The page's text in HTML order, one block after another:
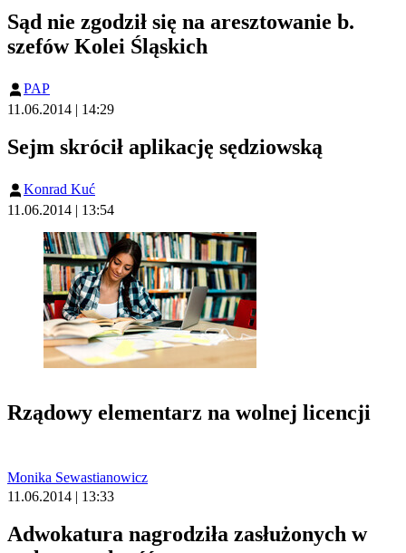
Sąd nie zgodził się na aresztowanie b.
szefów Kolei Śląskich
PAP
11.06.2014 | 14:29
Sejm skrócił aplikację sędziowską
Konrad Kuć
11.06.2014 | 13:54
Rządowy elementarz na wolnej licencji
Monika Sewastianowicz
11.06.2014 | 13:33
Adwokatura nagrodziła zasłużonych w